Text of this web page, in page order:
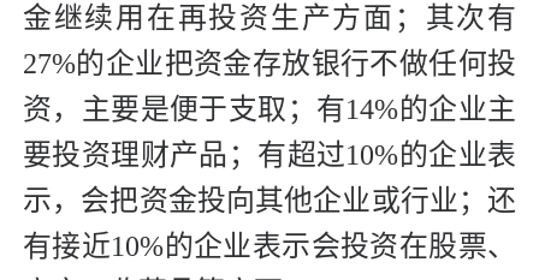
金继续用在再投资生产方面；其次有
27%的企业把资金存放银行不做任何投
资，主要是便于支取；有14%的企业主
要投资理财产品；有超过10%的企业表
示，会把资金投向其他企业或行业；还
有接近10%的企业表示会投资在股票、